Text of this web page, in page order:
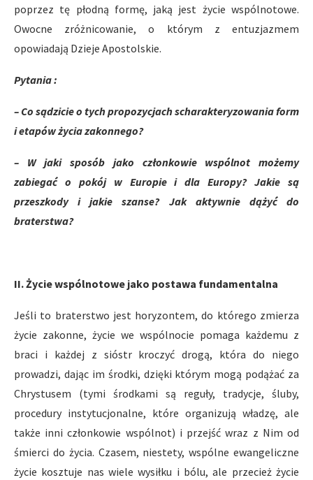
poprzez tę płodną formę, jaką jest życie wspólnotowe.
Owocne zróżnicowanie, o którym z entuzjazmem
opowiadają Dzieje Apostolskie.
Pytania :
– Co sądzicie o tych propozycjach scharakteryzowania form
i etapów życia zakonnego?
– W jaki sposób jako członkowie wspólnot możemy
zabiegać o pokój w Europie i dla Europy? Jakie są
przeszkody i jakie szanse? Jak aktywnie dążyć do
braterstwa?
II. Życie wspólnotowe jako postawa fundamentalna
Jeśli to braterstwo jest horyzontem, do którego zmierza
życie zakonne, życie we wspólnocie pomaga każdemu z
braci i każdej z sióstr kroczyć drogą, która do niego
prowadzi, dając im środki, dzięki którym mogą podążać za
Chrystusem (tymi środkami są reguły, tradycje, śluby,
procedury instytucjonalne, które organizują władzę, ale
także inni członkowie wspólnot) i przejść wraz z Nim od
śmierci do życia. Czasem, niestety, wspólne ewangeliczne
życie kosztuje nas wiele wysiłku i bólu, ale przecież życie